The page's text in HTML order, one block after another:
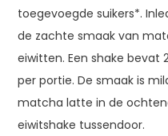
toegevoegde suikers*.
de zachte smaak van
eiwitten. Een shake bevat
per portie. De smaak is
matcha latte in de
eiwitshake tussendoor.